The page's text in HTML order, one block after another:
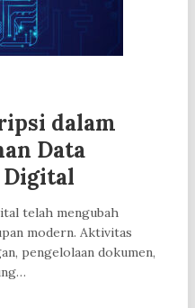
dalam
Data
telah mengubah
modern. Aktivitas
pengelolaan dokumen,